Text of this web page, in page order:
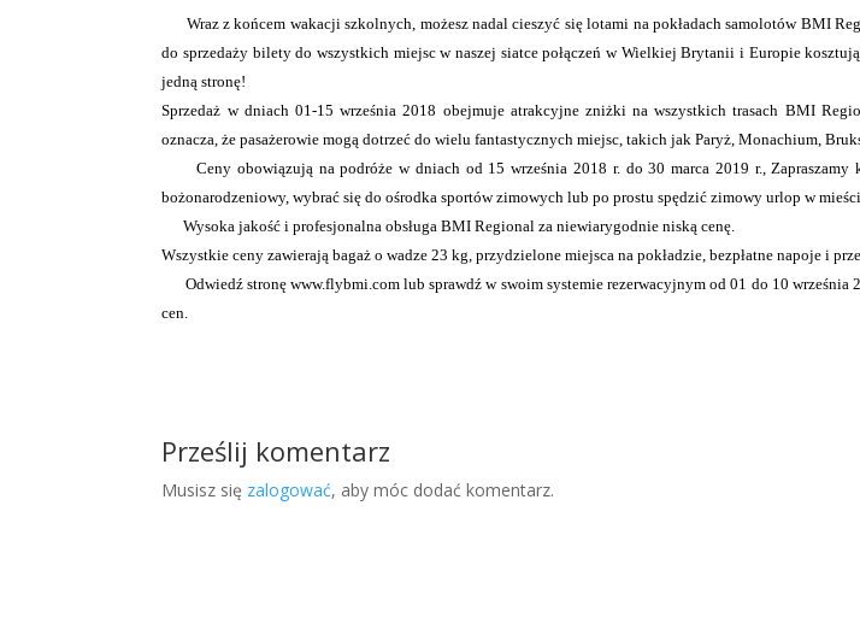
Wraz z końcem wakacji szkolnych, możesz nadal cieszyć się lotami na pokładach samolotów BMI
do sprzedaży bilety do wszystkich miejsc w naszej siatce połączeń w Wielkiej Brytanii i Europie
jedną stronę!
Sprzedaż w dniach 01-15 września 2018 obejmuje atrakcyjne zniżki na wszystkich trasach BMI
oznacza, że pasażerowie mogą dotrzeć do wielu fantastycznych miejsc, takich jak Paryż, Monachium,
Ceny obowiązują na podróże w dniach od 15 września 2018 r. do 30 marca 2019 r., Zapraszamy
bożonarodzeniowy, wybrać się do ośrodka sportów zimowych lub po prostu spędzić zimowy urlop w
Wysoka jakość i profesjonalna obsługa BMI Regional za niewiarygodnie niską cenę.
Wszystkie ceny zawierają bagaż o wadze 23 kg, przydzielone miejsca na pokładzie, bezpłatne napoje i
Odwiedź stronę www.flybmi.com lub sprawdź w swoim systemie rezerwacyjnym od 01 do 10 września
cen.
Prześlij komentarz
Musisz się zalogować, aby móc dodać komentarz.